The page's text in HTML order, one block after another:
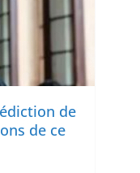
de
de ce